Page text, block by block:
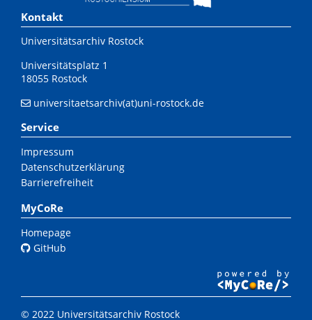
Kontakt
Universitätsarchiv Rostock
Universitätsplatz 1
18055 Rostock
universitaetsarchiv(at)uni-rostock.de
Service
Impressum
Datenschutzerklärung
Barrierefreiheit
MyCoRe
Homepage
GitHub
© 2022 Universitätsarchiv Rostock